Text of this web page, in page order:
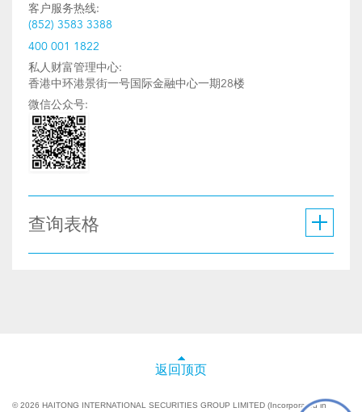
客户服务热线:
(852) 3583 3388
400 001 1822
私人财富管理中心:
香港中环港景街一号国际金融中心一期28楼
微信公众号:
查询表格
返回顶页
© 2026 HAITONG INTERNATIONAL SECURITIES GROUP LIMITED (Incorporated in